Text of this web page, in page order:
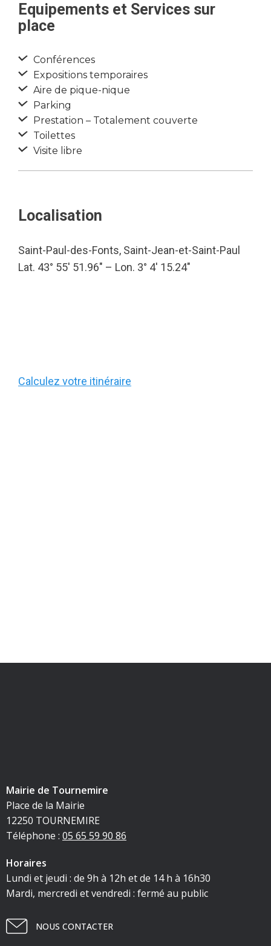
Equipements et Services sur
place
Conférences
Expositions temporaires
Aire de pique-nique
Parking
Prestation – Totalement couverte
Toilettes
Visite libre
Localisation
Saint-Paul-des-Fonts, Saint-Jean-et-Saint-Paul
Lat. 43° 55′ 51.96″ – Lon. 3° 4′ 15.24″
Calculez votre itinéraire
Mairie de Tournemire
Place de la Mairie
12250 TOURNEMIRE
Téléphone : 05 65 59 90 86
Horaires
Lundi et jeudi : de 9h à 12h et de 14 h à 16h30
Mardi, mercredi et vendredi : fermé au public
NOUS CONTACTER